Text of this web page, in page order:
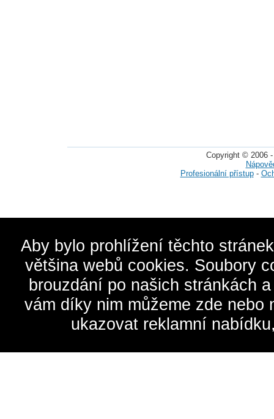
Copyright © 2006
Profesionální přístup-
Aby bylo prohlížení těchto
většina webů cookies. Soubory
brouzdání po našich stránkách
vám díky nim můžeme zde
ukazovat reklamní